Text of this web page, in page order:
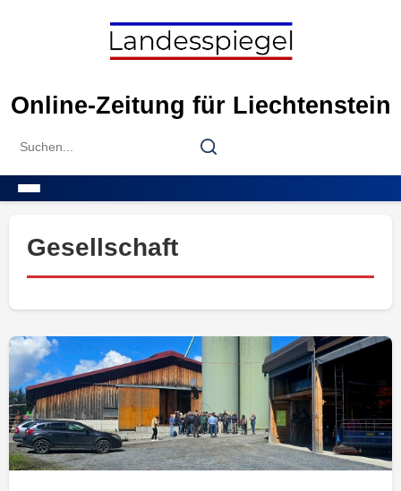
Online-Zeitung für Liechtenstein
Search
Search
Gesellschaft